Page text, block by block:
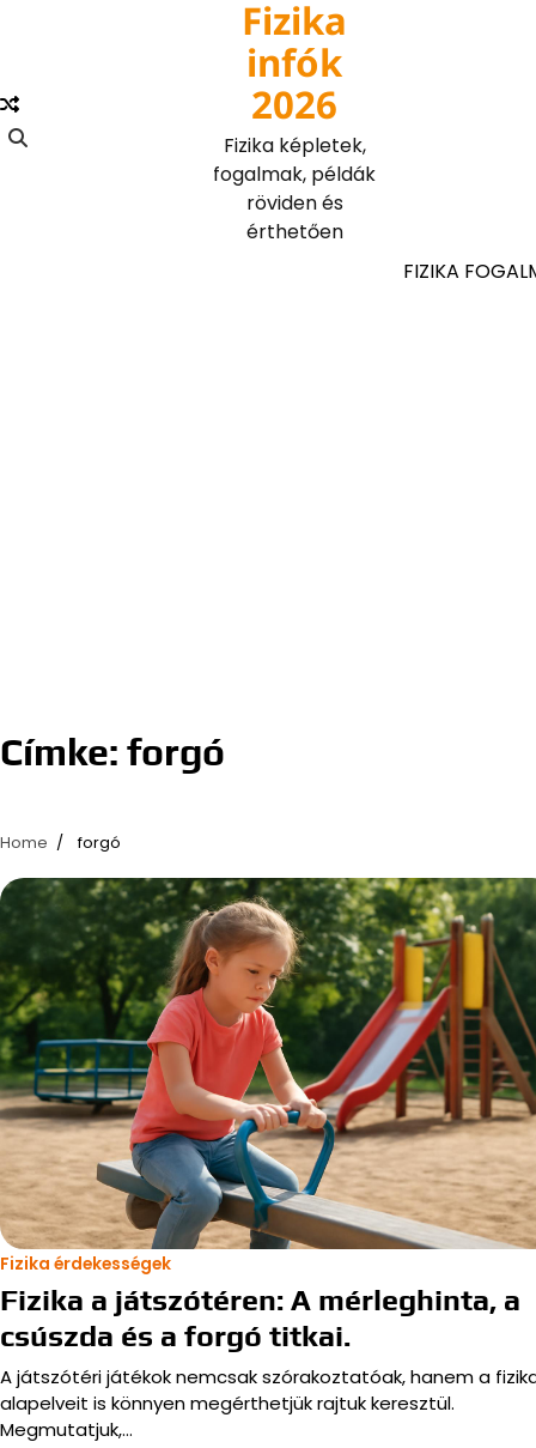
Fizika
infók
2026
Fizika képletek,
fogalmak, példák
röviden és
érthetően
FIZIKA
Címke: forgó
Home forgó
Fizika érdekességek
Fizika a játszótéren: A mérleghinta, a
csúszda és a forgó titkai.
A játszótéri játékok nemcsak szórakoztatóak, hanem a
alapelveit is könnyen megérthetjük rajtuk keresztül.
Megmutatjuk,…